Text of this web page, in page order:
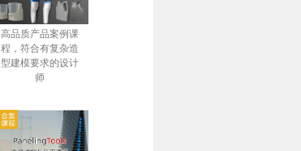
高品质产品案例课
程，符合有复杂造
型建模要求的设计
师